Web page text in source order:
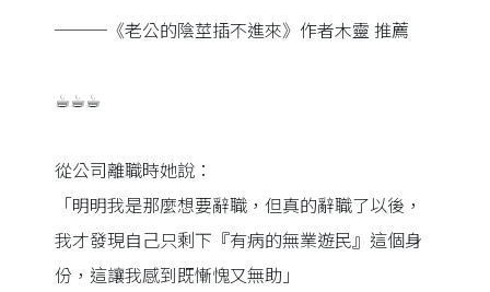
───《老公的陰莖插不進來》作者木靈 推薦
☕︎☕︎☕︎
從公司離職時她說：
「明明我是那麼想要辭職，但真的辭職了以後，
我才發現自己只剩下『有病的無業遊民』這個身
份，這讓我感到既慚愧又無助」